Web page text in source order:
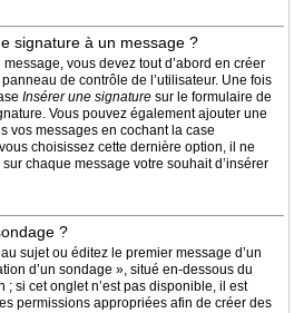
signature à un message ?
vous devez tout d’abord en créer
de contrôle de l’utilisateur. Une fois
Insérer une signature sur le formulaire de
Vous pouvez également ajouter une
vos messages en cochant la case
choisissez cette dernière option, il ne
chaque message votre souhait d’insérer
?
sujet ou éditez le premier message d’un
d’un sondage », situé en-dessous du
si cet onglet n’est pas disponible, il est
permissions appropriées afin de créer des